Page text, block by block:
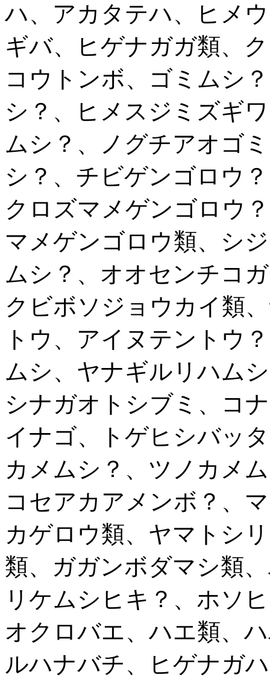
ハ、アカタテハ、ヒメ
ギバ、ヒゲナガガ類、
コウトンボ、ゴミムシ
シ？、ヒメスジミズギ
ムシ？、ノグチアオゴ
シ？、チビゲンゴロウ
クロズマメゲンゴロウ
マメゲンゴロウ類、シ
ムシ？、オオセンチコ
クビボソジョウカイ類
トウ、アイヌテントウ
ムシ、ヤナギルリハム
シナガオトシブミ、コ
イナゴ、トゲヒシバッ
カメムシ？、ツノカメ
コセアカアメンボ？、
カゲロウ類、ヤマトシ
類、ガガンボダマシ類
リケムシヒキ？、ホソ
オクロバエ、ハエ類、
ルハナバチ、ヒゲナガ